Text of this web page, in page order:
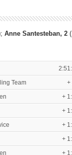
Anne Santesteban, 2
Team
+
+
+
+
+
+